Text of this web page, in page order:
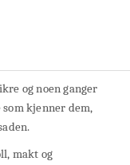
og noen ganger
kjenner dem,
makt og